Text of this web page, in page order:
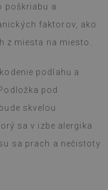
poškriabu a
faktorov, ako
z miesta na miesto.
podlahu a
pod
skvelou
sa v izbe alergika
sa prach a nečistoty